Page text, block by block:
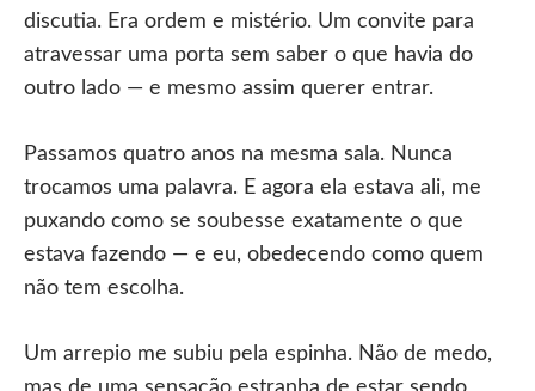
discutia. Era ordem e mistério. Um convite para
atravessar uma porta sem saber o que havia do
outro lado — e mesmo assim querer entrar.
Passamos quatro anos na mesma sala. Nunca
trocamos uma palavra. E agora ela estava ali, me
puxando como se soubesse exatamente o que
estava fazendo — e eu, obedecendo como quem
não tem escolha.
Um arrepio me subiu pela espinha. Não de medo,